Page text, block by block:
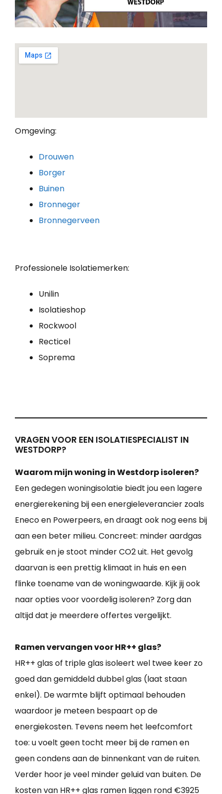
Omgeving:
Drouwen
Borger
Buinen
Bronneger
Bronnegerveen
Professionele Isolatiemerken:
Unilin
Isolatieshop
Rockwool
Recticel
Soprema
VRAGEN VOOR EEN ISOLATIESPECIALIST IN
WESTDORP?
Waarom mijn woning in Westdorp isoleren?
Een gedegen woningisolatie biedt jou een lagere
energierekening bij een energieleverancier zoals
Eneco en Powerpeers, en draagt ook nog eens bij
aan een beter milieu. Concreet: minder aardgas
gebruik en je stoot minder CO2 uit. Het gevolg
daarvan is een prettig klimaat in huis en een
flinke toename van de woningwaarde. Kijk jij ook
naar opties voor voordelig isoleren? Zorg dan
altijd dat je meerdere offertes vergelijkt.
Ramen vervangen voor HR++ glas?
HR++ glas of triple glas isoleert wel twee keer zo
goed dan gemiddeld dubbel glas (laat staan
enkel). De warmte blijft optimaal behouden
waardoor je meteen bespaart op de
energiekosten. Tevens neem het leefcomfort
toe: u voelt geen tocht meer bij de ramen en
geen condens aan de binnenkant van de ruiten.
Verder hoor je veel minder geluid van buiten. De
kosten van HR++ glas ramen liggen rond €3925